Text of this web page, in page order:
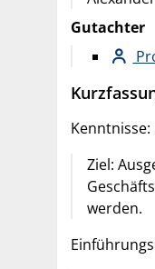
Gutachter
Ziel:
werden.